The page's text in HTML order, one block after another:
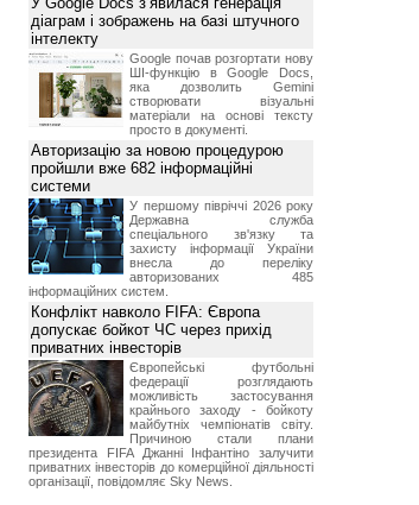
діаграм і зображень на базі штучного
інтелекту
Google почав розгортати нову
ШІ-функцію в Google Docs,
яка дозволить Gemini
створювати візуальні
матеріали на основі тексту
просто в документі.
Авторизацію за новою процедурою
пройшли вже 682 інформаційні
системи
У першому півріччі 2026 року
Державна служба
спеціального зв'язку та
захисту інформації України
внесла до переліку
авторизованих 485
інформаційних систем.
Конфлікт навколо FIFA: Європа
допускає бойкот ЧС через прихід
приватних інвесторів
Європейські футбольні
федерації розглядають
можливість застосування
крайнього заходу - бойкоту
майбутніх чемпіонатів світу.
Причиною стали плани
президента FIFA Джанні Інфантіно залучити
приватних інвесторів до комерційної діяльності
організації, повідомляє Sky News.